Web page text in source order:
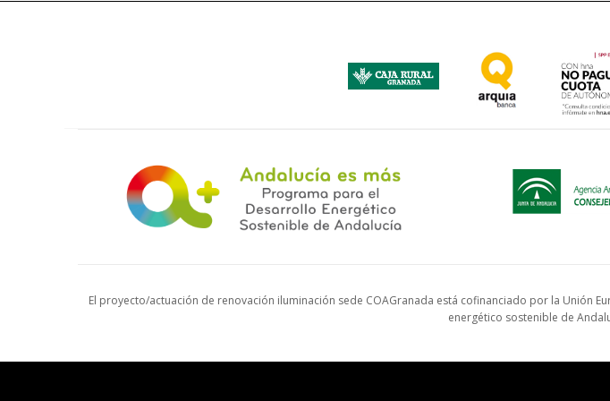
El proyecto/actuación de renovación iluminación sede COAGranada está cofinanciado por la Unión
energético sostenible de